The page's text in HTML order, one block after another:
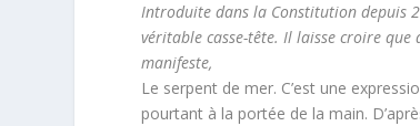
Introduite dans la Constitution depuis
véritable casse-tête. Il laisse croire
manifeste,
Le serpent de mer. C’est une
pourtant à la portée de la main.